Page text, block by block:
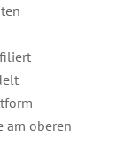
am oberen